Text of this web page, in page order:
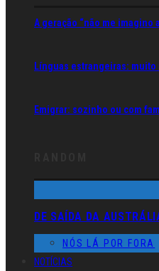
A geração “não me imagino
Línguas estrangeiras:
Emigrar: sozinho ou com
DE SAÍDA DA
NÓS LÁ POR FORA
NOTÍCIAS